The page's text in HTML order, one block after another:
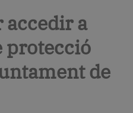
accedir a
protecció
de